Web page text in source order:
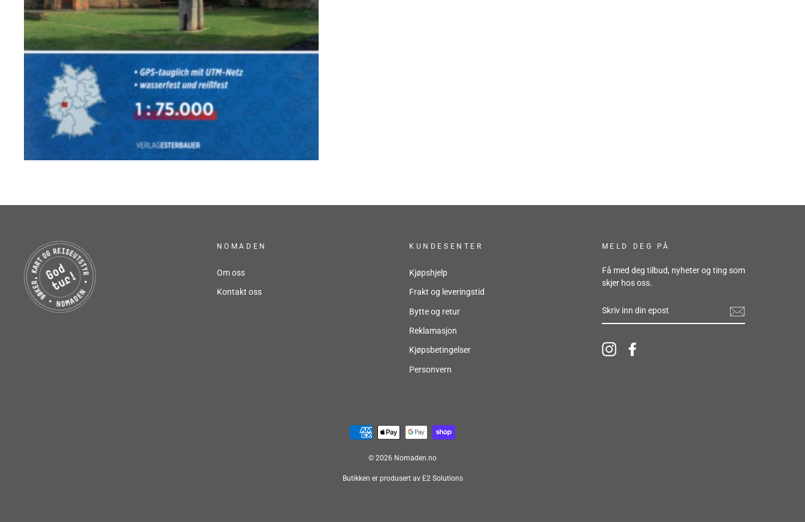
NOMADEN
Om oss
Kontakt oss
KUNDESENTER
Kjøpshjelp
Frakt og leveringstid
Bytte og retur
Reklamasjon
Kjøpsbetingelser
Personvern
MELD DEG PÅ
Få med deg tilbud, nyheter og ting som
skjer hos oss.
INN
DIN
Instagram
© 2026 Nomaden.no
Butikken er produsert av E2 Solutions